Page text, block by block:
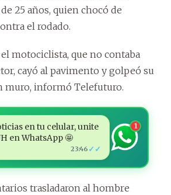
25 años, quien chocó de
el rodado.
motociclista, que no contaba
cayó al pavimento y golpeó su
muro, informó Telefuturo.
en tu celular, unite
en WhatsApp 🤩
23:46 ✓✓
1
trasladaron al hombre